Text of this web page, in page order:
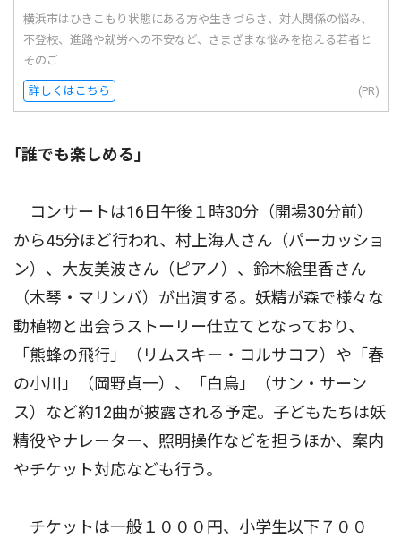
横浜市はひきこもり状態にある方や生きづらさ、対人関係の悩み、
不登校、進路や就労への不安など、さまざまな悩みを抱える若者と
そのご...
詳しくはこちら (PR)
｢誰でも楽しめる｣
コンサートは16日午後１時30分（開場30分前）
から45分ほど行われ、村上海人さん（パーカッショ
ン）、大友美波さん（ピアノ）、鈴木絵里香さん
（木琴・マリンバ）が出演する。妖精が森で様々な
動植物と出会うストーリー仕立てとなっており、
「熊蜂の飛行」（リムスキー・コルサコフ）や「春
の小川」（岡野貞一）、「白鳥」（サン・サーン
ス）など約12曲が披露される予定。子どもたちは妖
精役やナレーター、照明操作などを担うほか、案内
やチケット対応なども行う。
チケットは一般１０００円、小学生以下７００